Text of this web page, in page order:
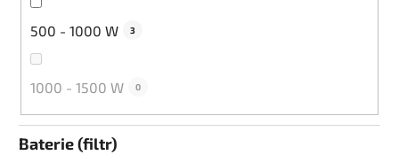
500 - 1000 W 3
1000 - 1500 W 0
Baterie (filtr)